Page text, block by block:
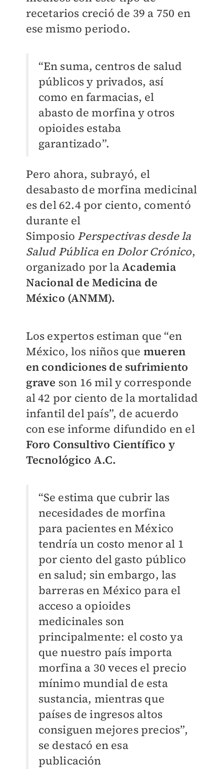
recetarios creció de 39 a 750 en
ese mismo periodo.
“En suma, centros de salud
públicos y privados, así
como en farmacias, el
abasto de morfina y otros
opioides estaba
garantizado”.
Pero ahora, subrayó, el
desabasto de morfina medicinal
es del 62.4 por ciento, comentó
durante el
Simposio Perspectivas desde la
Salud Pública en Dolor Crónico,
organizado por laAcademia
Nacional de Medicina de
México (ANMM).
Los expertos estiman que “en
México, los niños que mueren
en condiciones de sufrimiento
grave son 16 mil y corresponde
al 42 por ciento de la mortalidad
infantil del país”, de acuerdo
con ese informe difundido en el
Foro Consultivo Científico y
Tecnológico A.C.
“Se estima que cubrir las
necesidades de morfina
para pacientes en México
tendría un costo menor al 1
por ciento del gasto público
en salud; sin embargo, las
barreras en México para el
acceso a opioides
medicinales son
principalmente: el costo ya
que nuestro país importa
morfina a 30 veces el precio
mínimo mundial de esta
sustancia, mientras que
países de ingresos altos
consiguen mejores precios”,
se destacó en esa
publicación